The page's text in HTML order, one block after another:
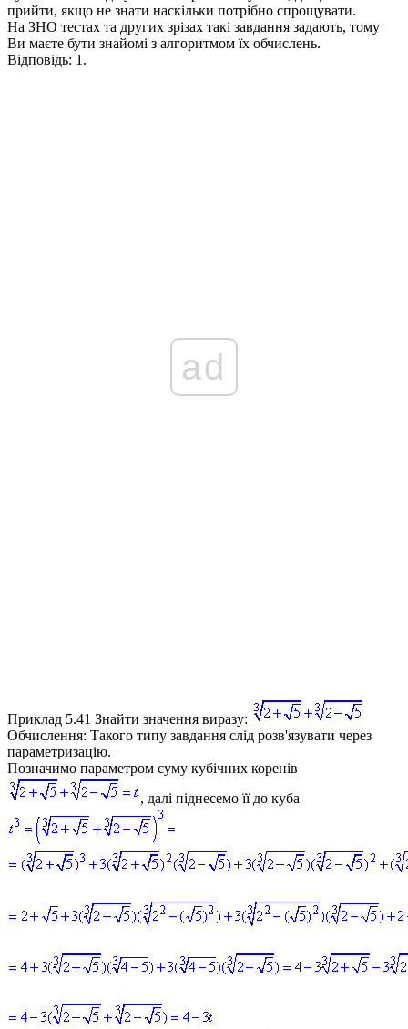
прийти, якщо не знати наскільки потрібно спрощувати.
На ЗНО тестах та других зрізах такі завдання задають, тому
Ви маєте бути знайомі з алгоритмом їх обчислень.
Відповідь: 1.
ad
Приклад 5.41 Знайти значення виразу:
Обчислення: Такого типу завдання слід розв'язувати через
параметризацію.
Позначимо параметром суму кубічних коренів
, далі піднесемо її до куба